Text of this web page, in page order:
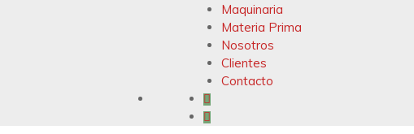
Maquinaria
Materia Prima
Nosotros
Clientes
Contacto